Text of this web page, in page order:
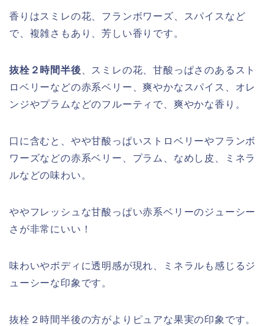
香りはスミレの花、フランボワーズ、スパイスなど
で、複雑さもあり、芳しい香りです。
抜栓２時間半後 、スミレの花、甘酸っぱさのあるスト
ロベリーなどの赤系ベリー、爽やかなスパイス、オレ
ンジやプラムなどのフルーティで、爽やかな香り。
口に含むと、やや甘酸っぱいストロベリーやフランボ
ワーズなどの赤系ベリー、プラム、なめし皮、ミネラ
ルなどの味わい。
ややフレッシュな甘酸っぱい赤系ベリーのジューシー
さが非常にいい！
味わいやボディに透明感が現れ、ミネラルも感じるジ
ューシーな印象です。
抜栓２時間半後の方がよりピュアな果実の印象です。